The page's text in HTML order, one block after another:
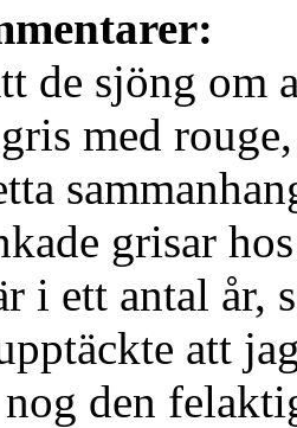
de sjöng om
med
grisar
i ett antal år,
att
den